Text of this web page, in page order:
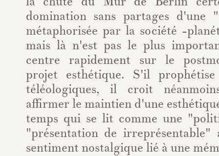
domination sans partages d'une
métaphorisée par la société -
mais là n'est pas le plus
centre rapidement sur le
projet esthétique. S'il
téléologiques, il croit
affirmer le maintien d'une
temps qui se lit comme une
"présentation de
sentiment nostalgique lié à une